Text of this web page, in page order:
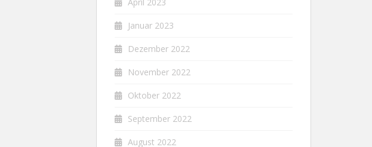
Januar 2023
Dezember 2022
November 2022
Oktober 2022
September 2022
August 2022